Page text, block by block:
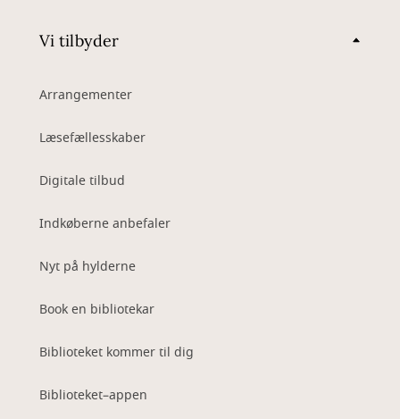
Vi tilbyder
Arrangementer
Læsefællesskaber
Digitale tilbud
Indkøberne anbefaler
Nyt på hylderne
Book en bibliotekar
Biblioteket kommer til dig
Biblioteket–appen